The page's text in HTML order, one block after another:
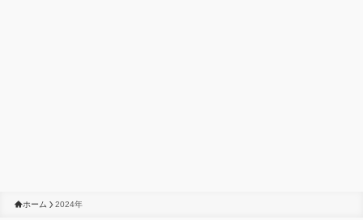
ホーム 2024年